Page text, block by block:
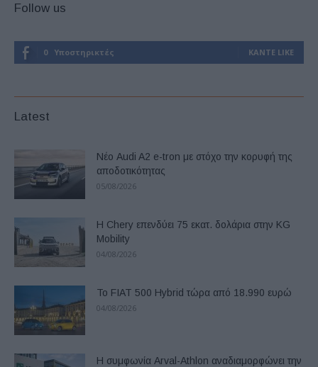
Follow us
0 Υποστηρικτές ΚΆΝΤΕ LIKE
Latest
Νέο Audi A2 e-tron με στόχο την κορυφή της
αποδοτικότητας
05/08/2026
Η Chery επενδύει 75 εκατ. δολάρια στην KG
Mobility
04/08/2026
Το FIAT 500 Hybrid τώρα από 18.990 ευρώ
04/08/2026
Η συμφωνία Arval-Athlon αναδιαμορφώνει την